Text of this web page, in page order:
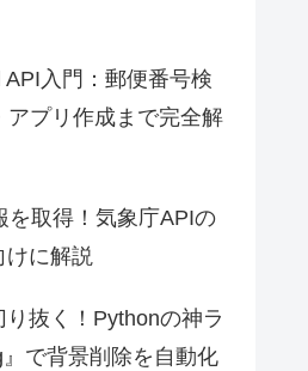
入門：郵便番号検
アプリ作成まで完全解
を取得！気象庁APIの
けに解説
抜く！Pythonの神ラ
で背景削除を自動化